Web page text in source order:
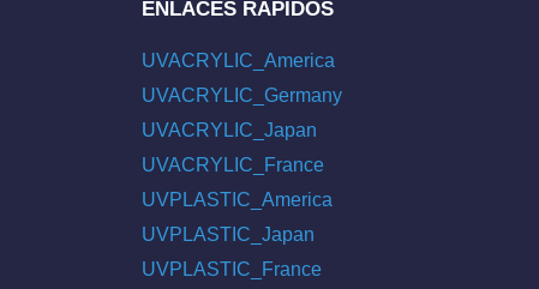
ENLACES RÁPIDOS
UVACRYLIC_America
UVACRYLIC_Germany
UVACRYLIC_Japan
UVACRYLIC_France
UVPLASTIC_America
UVPLASTIC_Japan
UVPLASTIC_France